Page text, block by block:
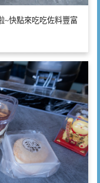
~快點來吃吃佐料豐富